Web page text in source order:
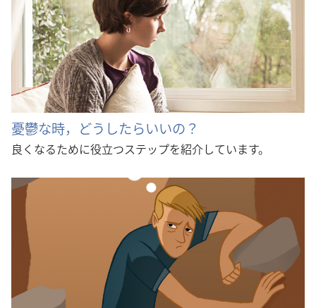
憂鬱な時，どうしたらいいの？
良くなるために役立つステップを紹介しています。